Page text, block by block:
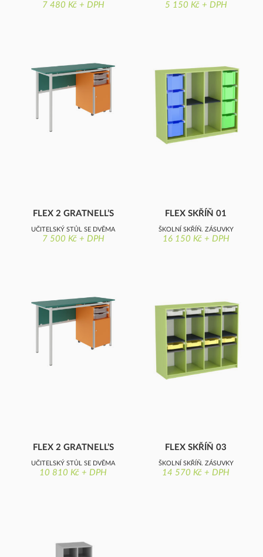
ZÁSUVKAMI, DEKORITOVÁ
7 480 Kč + DPH
ZÁSUVKAMI, DESKA Z
5 150 Kč + DPH
FLEX 2 GRATNELL’S
UČITELSKÝ STŮL SE DVĚMA
ZÁSUVKAMI, 1× DVÍŘKA,
7 500 Kč + DPH
FLEX SKŘÍŇ 01
ŠKOLNÍ SKŘÍŇ, ZÁSUVKY
GRATNELL´S, OTEVŘENÁ
16 150 Kč + DPH
FLEX 2 GRATNELL’S
UČITELSKÝ STŮL SE DVĚMA
ZÁSUVKAMI, 1× DVÍŘKA,
10 810 Kč + DPH
FLEX SKŘÍŇ 03
ŠKOLNÍ SKŘÍŇ, ZÁSUVKY
GRATNELL'S, OTEVŘENÁ
14 570 Kč + DPH